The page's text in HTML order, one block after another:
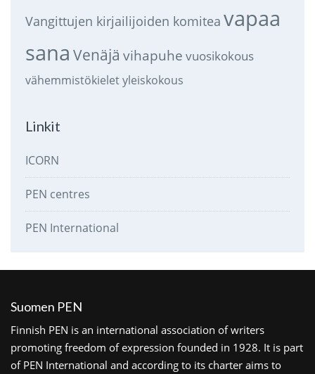
Vangittujen kirjailijoiden komitea vapaa
sana Venäjä vihapuhe vuosikokous
vähemmistökieletyleiskokous
Linkit
ICORN
PEN centres
PEN International
Suomen PEN
Finnish PEN is an international association of writers
promoting freedom of expression founded in 1928. It is part
of PEN International and according to its charter aims to